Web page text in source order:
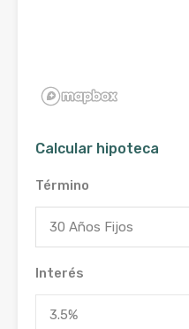
Calcular hipoteca
Término
30 Años Fijos
Interés